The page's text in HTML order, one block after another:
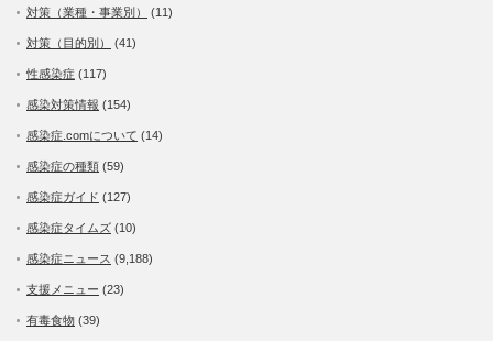
対策（業種・事業別） (11)
対策（目的別） (41)
性感染症 (117)
感染対策情報 (154)
感染症.comについて (14)
感染症の種類 (59)
感染症ガイド (127)
感染症タイムズ (10)
感染症ニュース (9,188)
支援メニュー (23)
有毒食物 (39)